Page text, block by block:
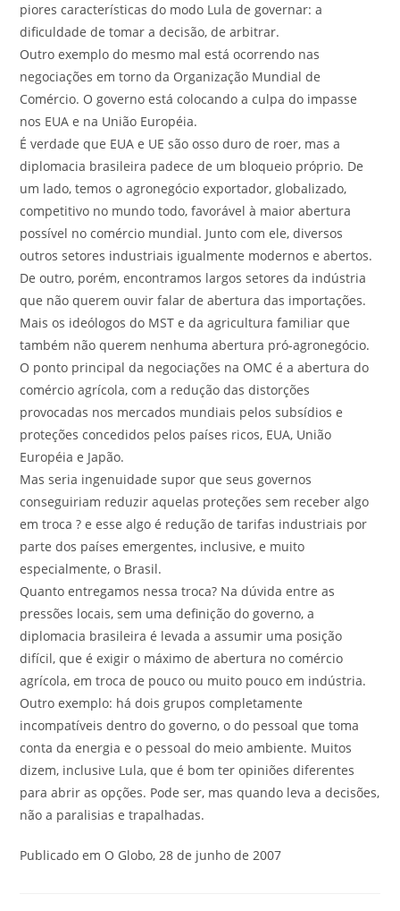
piores características do modo Lula de governar: a
dificuldade de tomar a decisão, de arbitrar.
Outro exemplo do mesmo mal está ocorrendo nas
negociações em torno da Organização Mundial de
Comércio. O governo está colocando a culpa do impasse
nos EUA e na União Européia.
É verdade que EUA e UE são osso duro de roer, mas a
diplomacia brasileira padece de um bloqueio próprio. De
um lado, temos o agronegócio exportador, globalizado,
competitivo no mundo todo, favorável à maior abertura
possível no comércio mundial. Junto com ele, diversos
outros setores industriais igualmente modernos e abertos.
De outro, porém, encontramos largos setores da indústria
que não querem ouvir falar de abertura das importações.
Mais os ideólogos do MST e da agricultura familiar que
também não querem nenhuma abertura pró-agronegócio.
O ponto principal da negociações na OMC é a abertura do
comércio agrícola, com a redução das distorções
provocadas nos mercados mundiais pelos subsídios e
proteções concedidos pelos países ricos, EUA, União
Européia e Japão.
Mas seria ingenuidade supor que seus governos
conseguiriam reduzir aquelas proteções sem receber algo
em troca ? e esse algo é redução de tarifas industriais por
parte dos países emergentes, inclusive, e muito
especialmente, o Brasil.
Quanto entregamos nessa troca? Na dúvida entre as
pressões locais, sem uma definição do governo, a
diplomacia brasileira é levada a assumir uma posição
difícil, que é exigir o máximo de abertura no comércio
agrícola, em troca de pouco ou muito pouco em indústria.
Outro exemplo: há dois grupos completamente
incompatíveis dentro do governo, o do pessoal que toma
conta da energia e o pessoal do meio ambiente. Muitos
dizem, inclusive Lula, que é bom ter opiniões diferentes
para abrir as opções. Pode ser, mas quando leva a decisões,
não a paralisias e trapalhadas.
Publicado em O Globo, 28 de junho de 2007